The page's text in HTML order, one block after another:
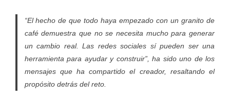
“El hecho de que todo haya empezado con un granito de
café demuestra que no se necesita mucho para generar
un cambio real. Las redes sociales sí pueden ser una
herramienta para ayudar y construir”, ha sido uno de los
mensajes que ha compartido el creador, resaltando el
propósito detrás del reto.